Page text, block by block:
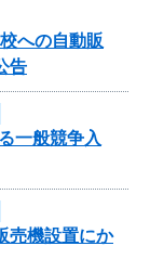
への自動販
告
一般競争入
売機設置にか